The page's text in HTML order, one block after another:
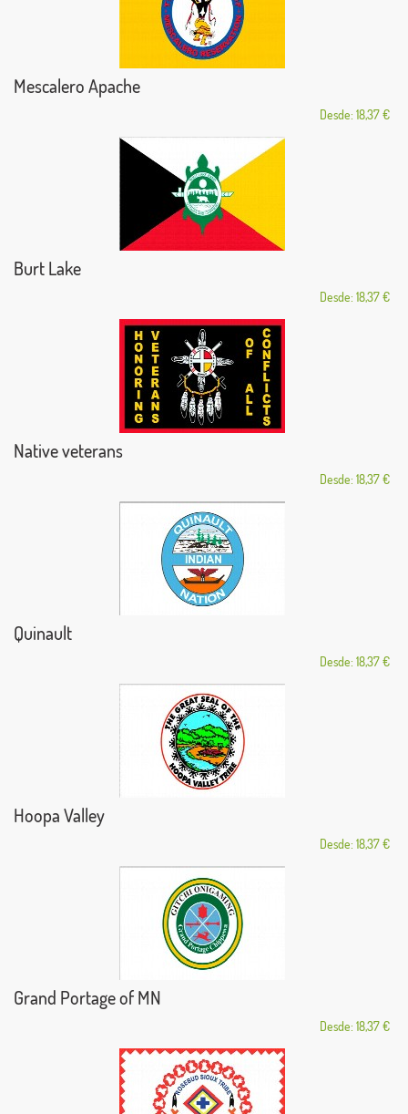
Mescalero Apache
Desde: 18,37 €
Burt Lake
Desde: 18,37 €
Native veterans
Desde: 18,37 €
Quinault
Desde: 18,37 €
Hoopa Valley
Desde: 18,37 €
Grand Portage of MN
Desde: 18,37 €